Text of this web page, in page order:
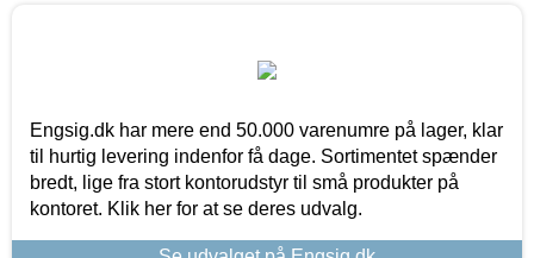
Engsig.dk har mere end 50.000 varenumre på lager, klar
til hurtig levering indenfor få dage. Sortimentet spænder
bredt, lige fra stort kontorudstyr til små produkter på
kontoret. Klik her for at se deres udvalg.